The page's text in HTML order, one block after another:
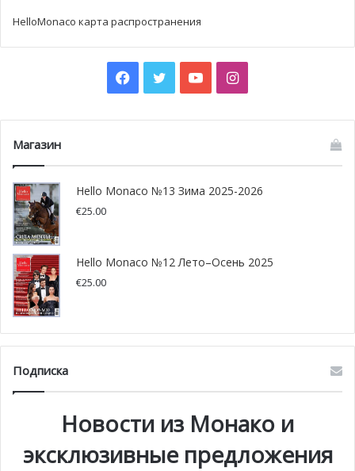
e-Rallye Monte-Carlo в Монако
Это будет поистине исторический момент! 12 октября
окружающую среду, отправятся в трёхдневное ралли из
Фонтенбло до самого Княжества Монако.
Соревнование будет состоять из трех этапов.
Гонку под названиемe-Rallye Monte-Carlo,
HelloMonaco карта распространения
Facebook
TwitterYouTubeInstagram
Магазин
Hello Monaco №13 Зима 2025-2026
€25.00
Hello Monaco №12 Лето–Осень 2025
€25.00
Подписка
Новости из Монако и
эксклюзивные предложения